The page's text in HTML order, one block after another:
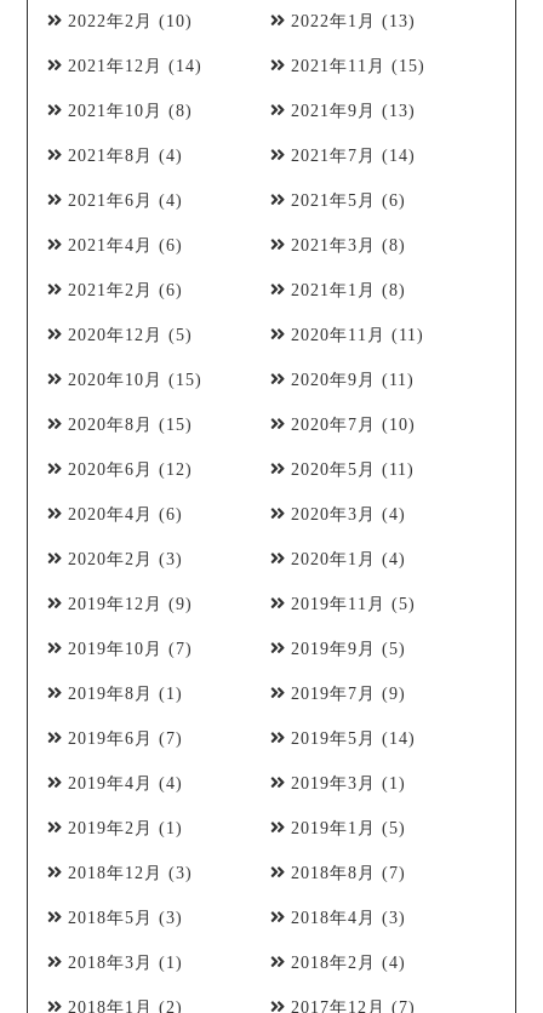
2022年2月 (10) 2022年1月 (13)
2021年12月 (14) 2021年11月 (15)
2021年10月 (8) 2021年9月 (13)
2021年8月 (4) 2021年7月 (14)
2021年6月 (4) 2021年5月 (6)
2021年4月 (6) 2021年3月 (8)
2021年2月 (6) 2021年1月 (8)
2020年12月 (5) 2020年11月 (11)
2020年10月 (15) 2020年9月 (11)
2020年8月 (15) 2020年7月 (10)
2020年6月 (12) 2020年5月 (11)
2020年4月 (6) 2020年3月 (4)
2020年2月 (3) 2020年1月 (4)
2019年12月 (9) 2019年11月 (5)
2019年10月 (7) 2019年9月 (5)
2019年8月 (1) 2019年7月 (9)
2019年6月 (7) 2019年5月 (14)
2019年4月 (4) 2019年3月 (1)
2019年2月 (1) 2019年1月 (5)
2018年12月 (3) 2018年8月 (7)
2018年5月 (3) 2018年4月 (3)
2018年3月 (1) 2018年2月 (4)
2018年1月 (2) 2017年12月 (7)